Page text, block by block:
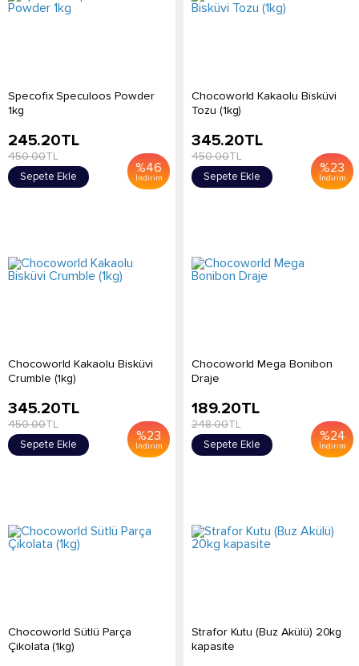
Specofix Speculoos Powder
1kg
%46
İndirim
245.20TL
450.00TL
Sepete Ekle
Chocoworld Kakaolu Bisküvi
Tozu (1kg)
%23
İndirim
345.20TL
450.00TL
Sepete Ekle
Chocoworld Kakaolu Bisküvi
Crumble (1kg)
%23
İndirim
345.20TL
450.00TL
Sepete Ekle
Chocoworld Mega Bonibon
Draje
%24
İndirim
189.20TL
248.00TL
Sepete Ekle
Chocoworld Sütlü Parça
Çikolata (1kg)
Strafor Kutu (Buz Akülü) 20kg
kapasite